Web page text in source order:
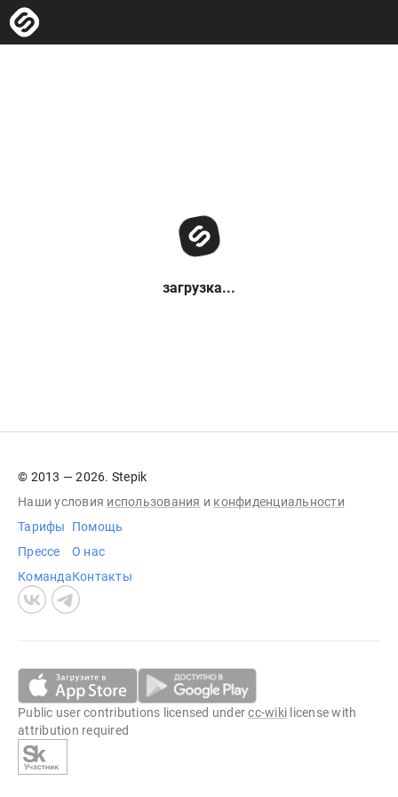
загрузка...
© 2013 — 2026. Stepik
Наши условия использования и конфиденциальности
Тарифы
Прессе
Команда
Помощь
О нас
Контакты
Public user contributions licensed undercc-wiki license with
attribution required